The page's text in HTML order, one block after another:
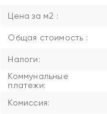
Цена за м2 :
Общая стоимость :
Налоги:
Коммунальные
платежи:
Комиссия: